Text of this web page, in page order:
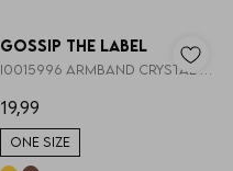
1/1
Gossip the Label
19,99
ONE SIZE